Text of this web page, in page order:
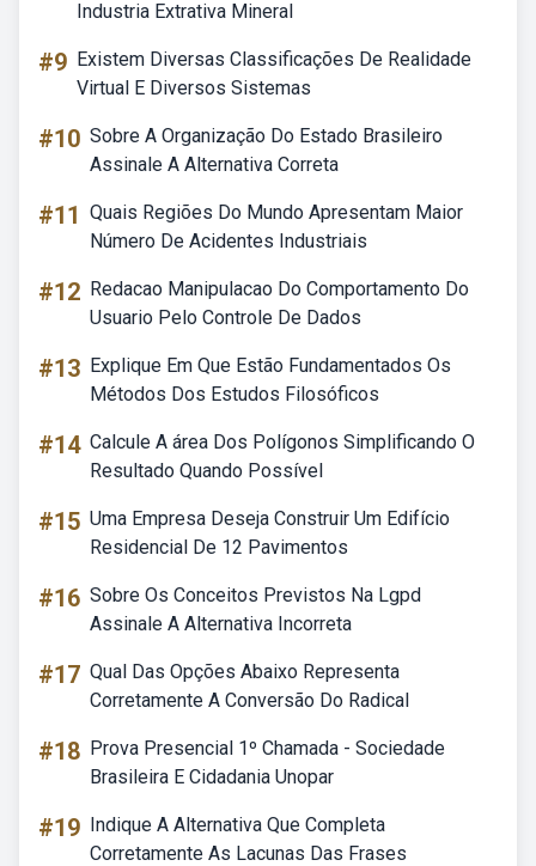
Industria Extrativa Mineral
#9 Existem Diversas Classificações De Realidade
Virtual E Diversos Sistemas
#10 Sobre A Organização Do Estado Brasileiro
Assinale A Alternativa Correta
#11 Quais Regiões Do Mundo Apresentam Maior
Número De Acidentes Industriais
#12 Redacao Manipulacao Do Comportamento Do
Usuario Pelo Controle De Dados
#13 Explique Em Que Estão Fundamentados Os
Métodos Dos Estudos Filosóficos
#14 Calcule A área Dos Polígonos Simplificando O
Resultado Quando Possível
#15 Uma Empresa Deseja Construir Um Edifício
Residencial De 12 Pavimentos
#16 Sobre Os Conceitos Previstos Na Lgpd
Assinale A Alternativa Incorreta
#17 Qual Das Opções Abaixo Representa
Corretamente A Conversão Do Radical
#18 Prova Presencial 1º Chamada - Sociedade
Brasileira E Cidadania Unopar
#19 Indique A Alternativa Que Completa
Corretamente As Lacunas Das Frases